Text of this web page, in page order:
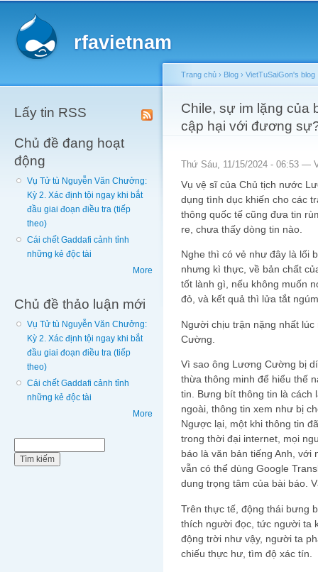
rfavietnam
Lấy tin RSS
Chủ đề đang hoạt
động
Vụ Tử tù Nguyễn Văn Chưởng:
Kỳ 2. Xác định tội ngay khi bắt
đầu giai đoạn điều tra (tiếp
theo)
Cái chết Gaddafi cảnh tỉnh
những kẻ độc tài
More
Chủ đề thảo luận mới
Vụ Tử tù Nguyễn Văn Chưởng:
Kỳ 2. Xác định tội ngay khi bắt
đầu giai đoạn điều tra (tiếp
theo)
Cái chết Gaddafi cảnh tỉnh
những kẻ độc tài
More
You are here
Trang chủ › Blog › VietTuSaiGon's blog
Chile, sự im lặng của
cập hại với đương
Thứ Sáu, 11/15/2024 - 06:53 —
Vụ vệ sĩ của Chủ tịch nước
dụng tình dục khiến cho các
thông quốc tế cũng đưa tin
re, chưa thấy dòng tin nào.
Nghe thì có vẻ như đây là lối
nhưng kì thực, về bản chất
tốt lành gì, nếu không muốn
đỏ, và kết quả thì lửa tắt
Người chịu trận nặng nhất
Cường.
Vì sao ông Lương Cường bị
thừa thông minh để hiểu thế
tin. Bưng bít thông tin là cách
ngoài, thông tin xem như bị
Ngược lại, một khi thông tin
trong thời đại internet, mọi
báo là văn bản tiếng Anh,
vẫn có thể dùng Google
dung trọng tâm của bài báo.
Trên thực tế, động thái bưng
thích người đọc, tức người ta
động trời như vậy, người ta
chiếu thực hư, tìm độ xác tín.